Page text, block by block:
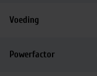
Voeding
Powerfactor